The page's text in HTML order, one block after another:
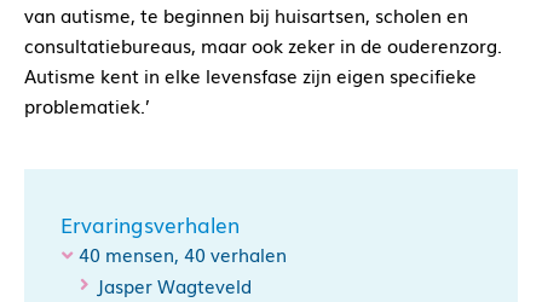
van autisme, te beginnen bij huisartsen, scholen en
consultatiebureaus, maar ook zeker in de ouderenzorg.
Autisme kent in elke levensfase zijn eigen specifieke
problematiek.’
Ervaringsverhalen
40 mensen, 40 verhalen
Jasper Wagteveld